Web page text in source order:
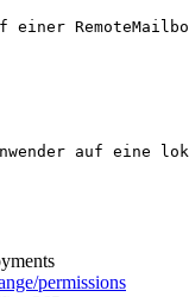
einer
auf eine
permissions